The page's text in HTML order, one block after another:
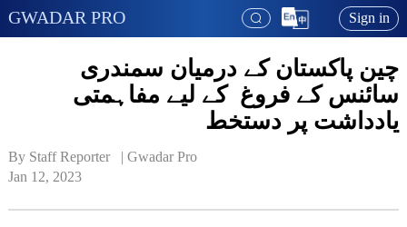
GWADAR PRO Sign in
چین پاکستان کے درمیان سمندری
سائنس کے فروغ کے لیے مفاہمتی
یادداشت پر دستخط
By Staff Reporter   | Gwadar Pro
Jan 12, 2023